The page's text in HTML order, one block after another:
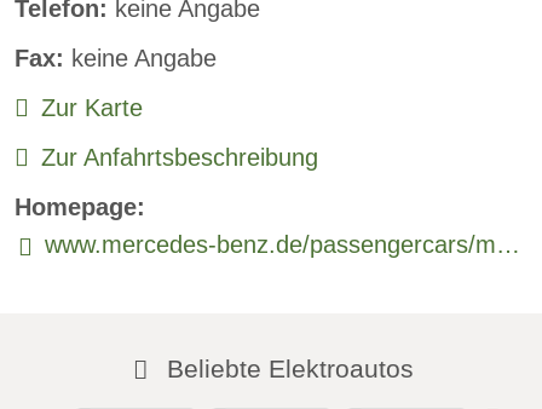
Sprachsteuerung:
Rückfahrkamera
Sitzheizung vorne:
Sitzheizung hinten:
verfügbar
Freisprecheinrichtung:
Telefon: keine Angabe
Fax: keine Angabe
Zur Karte
Zur Anfahrtsbeschreibung
Homepage:
www.mercedes-benz.de/passengercars/mercedes-benz-cars/models/eqv/explore.html
Beliebte Elektroautos